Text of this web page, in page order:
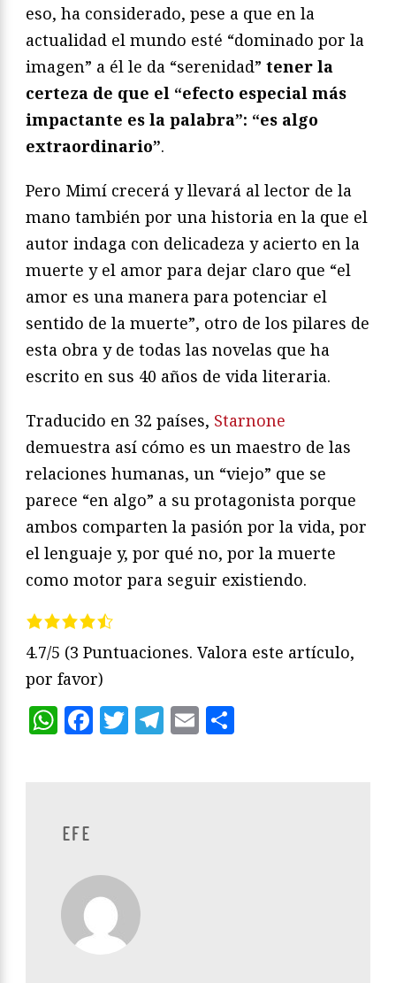
eso, ha considerado, pese a que en la
actualidad el mundo esté “dominado por la
imagen” a él le da “serenidad” tener la
certeza de que el “efecto especial más
impactante es la palabra”: “es algo
extraordinario”.
Pero Mimí crecerá y llevará al lector de la
mano también por una historia en la que el
autor indaga con delicadeza y acierto en la
muerte y el amor para dejar claro que “el
amor es una manera para potenciar el
sentido de la muerte”, otro de los pilares de
esta obra y de todas las novelas que ha
escrito en sus 40 años de vida literaria.
Traducido en 32 países, Starnone
demuestra así cómo es un maestro de las
relaciones humanas, un “viejo” que se
parece “en algo” a su protagonista porque
ambos comparten la pasión por la vida, por
el lenguaje y, por qué no, por la muerte
como motor para seguir existiendo.
4.7/5 (3 Puntuaciones. Valora este artículo,
por favor)
WhatsApp
Facebook
Twitter
Telegram
Email
EFE